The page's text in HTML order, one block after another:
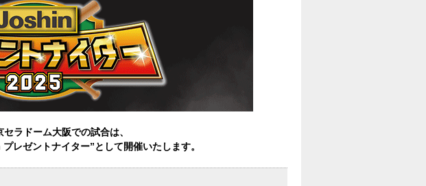
ラドーム大阪での試合は、
レゼントナイター”として開催いたします。